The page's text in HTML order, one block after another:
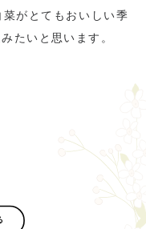
がとてもおいしい季
たいと思います。